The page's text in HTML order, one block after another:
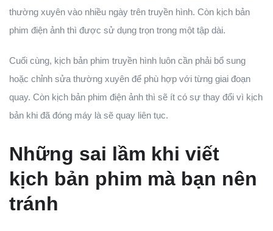
thường xuyên vào nhiều ngày trên truyền hình. Còn kịch bản
phim điện ảnh thì được sử dụng trọn trong một tập dài.
Cuối cùng, kịch bản phim truyền hình luôn cần phải bổ sung
hoặc chỉnh sửa thường xuyên để phù hợp với từng giai đoạn
quay. Còn kịch bản phim điện ảnh thì sẽ ít có sự thay đổi vì kịch
bản khi đã đóng máy là sẽ quay liên tục.
Những sai lầm khi viết
kịch bản phim mà bạn nên
tránh